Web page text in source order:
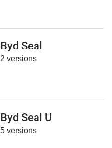
Byd Seal
2 versions
Byd Seal U
5 versions